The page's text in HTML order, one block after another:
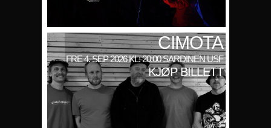
CIMOTA
FRE 4. SEP 2026 KL: 20:00 SARDINEN USF
KJØP BILLETT